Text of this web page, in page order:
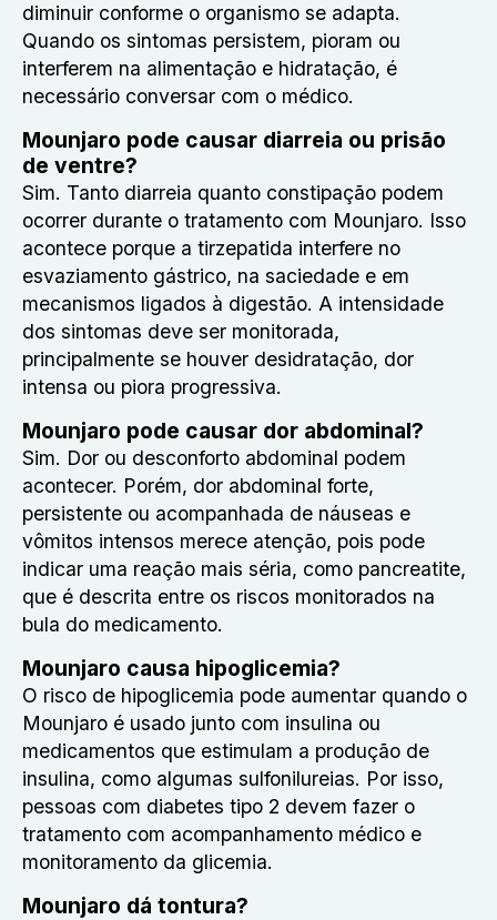
diminuir conforme o organismo se adapta.
Quando os sintomas persistem, pioram ou
interferem na alimentação e hidratação, é
necessário conversar com o médico.
Mounjaro pode causar diarreia ou prisão
de ventre?
Sim. Tanto diarreia quanto constipação podem
ocorrer durante o tratamento com Mounjaro. Isso
acontece porque a tirzepatida interfere no
esvaziamento gástrico, na saciedade e em
mecanismos ligados à digestão. A intensidade
dos sintomas deve ser monitorada,
principalmente se houver desidratação, dor
intensa ou piora progressiva.
Mounjaro pode causar dor abdominal?
Sim. Dor ou desconforto abdominal podem
acontecer. Porém, dor abdominal forte,
persistente ou acompanhada de náuseas e
vômitos intensos merece atenção, pois pode
indicar uma reação mais séria, como pancreatite,
que é descrita entre os riscos monitorados na
bula do medicamento.
Mounjaro causa hipoglicemia?
O risco de hipoglicemia pode aumentar quando o
Mounjaro é usado junto com insulina ou
medicamentos que estimulam a produção de
insulina, como algumas sulfonilureias. Por isso,
pessoas com diabetes tipo 2 devem fazer o
tratamento com acompanhamento médico e
monitoramento da glicemia.
Mounjaro dá tontura?